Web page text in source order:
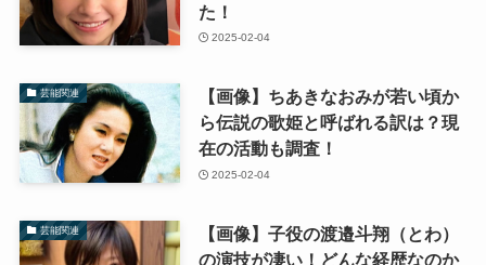
た！
2025-02-04
芸能関連
【画像】ちあきなおみが若い頃か
ら伝説の歌姫と呼ばれる訳は？現
在の活動も調査！
2025-02-04
芸能関連
【画像】子役の渡邉斗翔（とわ）
の演技が凄い！どんな経歴なのか